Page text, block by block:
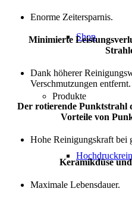
Shop
Produkte
Enorme Zeitersparnis.
Minimierte
Dank höherer
Verschmutzungen entfernt.
Der rotierende Punktstrahl
Vorteile von
Hohe Reinigungskraft bei
Keramikdüse
Maximale Lebensdauer.